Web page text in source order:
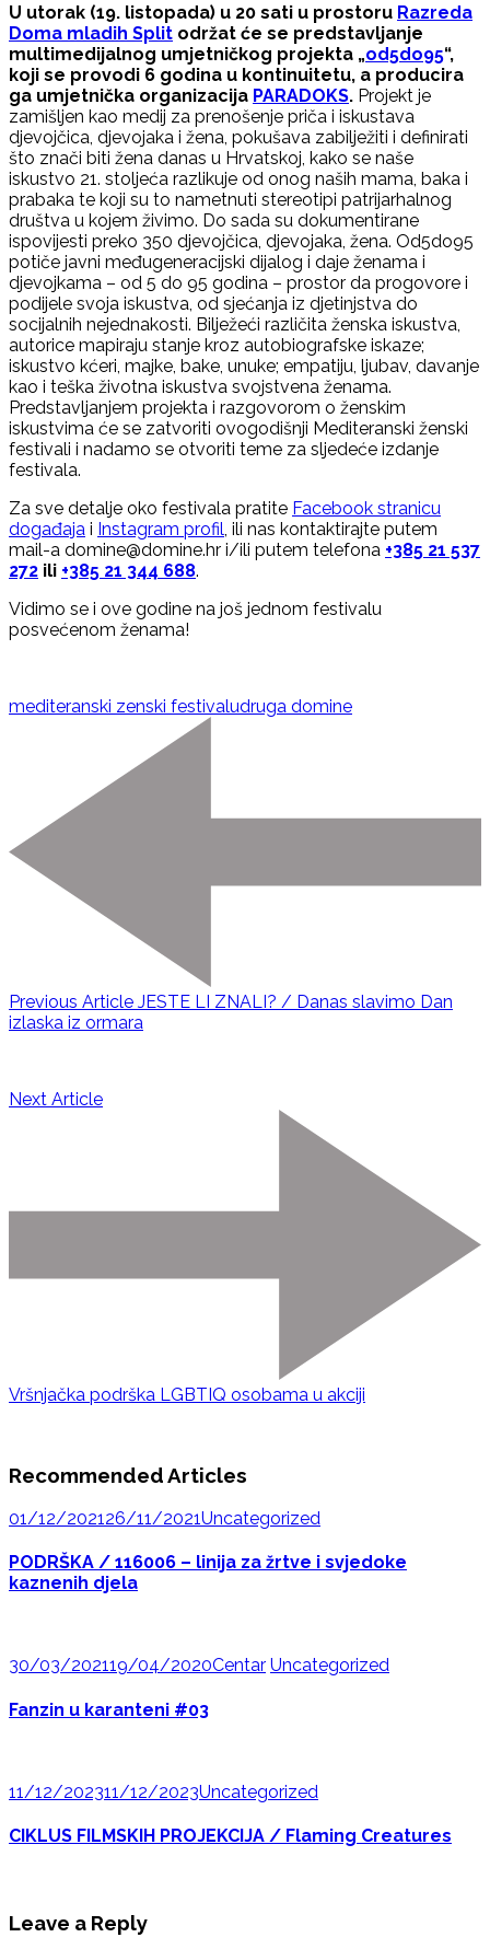
U utorak (19. listopada) u 20 sati u prostoru Razreda
Doma mladih Split održat će se predstavljanje
multimedijalnog umjetničkog projekta „od5do95“,
koji se provodi 6 godina u kontinuitetu, a producira
ga umjetnička organizacija PARADOKS. Projekt je
zamišljen kao medij za prenošenje priča i iskustava
djevojčica, djevojaka i žena, pokušava zabilježiti i definirati
što znači biti žena danas u Hrvatskoj, kako se naše
iskustvo 21. stoljeća razlikuje od onog naših mama, baka i
prabaka te koji su to nametnuti stereotipi patrijarhalnog
društva u kojem živimo. Do sada su dokumentirane
ispovijesti preko 350 djevojčica, djevojaka, žena. Od5do95
potiče javni međugeneracijski dijalog i daje ženama i
djevojkama – od 5 do 95 godina – prostor da progovore i
podijele svoja iskustva, od sjećanja iz djetinjstva do
socijalnih nejednakosti. Bilježeći različita ženska iskustva,
autorice mapiraju stanje kroz autobiografske iskaze;
iskustvo kćeri, majke, bake, unuke; empatiju, ljubav, davanje
kao i teška životna iskustva svojstvena ženama.
Predstavljanjem projekta i razgovorom o ženskim
iskustvima će se zatvoriti ovogodišnji Mediteranski ženski
festivali i nadamo se otvoriti teme za sljedeće izdanje
festivala.
Za sve detalje oko festivala pratite Facebook stranicu
događaja i Instagram profil, ili nas kontaktirajte putem
mail-a domine@domine.hr i/ili putem telefona +385 21 537
272 ili +385 21 344 688.
Vidimo se i ove godine na još jednom festivalu
posvećenom ženama!
mediteranski zenski festivaludruga domine
Previous Article JESTE LI ZNALI? / Danas slavimo Dan
izlaska iz ormara
Next Article
Vršnjačka podrška LGBTIQ osobama u akciji
Recommended Articles
01/12/202126/11/2021Uncategorized
PODRŠKA / 116006 – linija za žrtve i svjedoke
kaznenih djela
30/03/202119/04/2020Centar Uncategorized
Fanzin u karanteni #03
11/12/202311/12/2023Uncategorized
CIKLUS FILMSKIH PROJEKCIJA / Flaming Creatures
Leave a Reply